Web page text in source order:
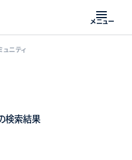
メニュー
ュニティ
検索結果